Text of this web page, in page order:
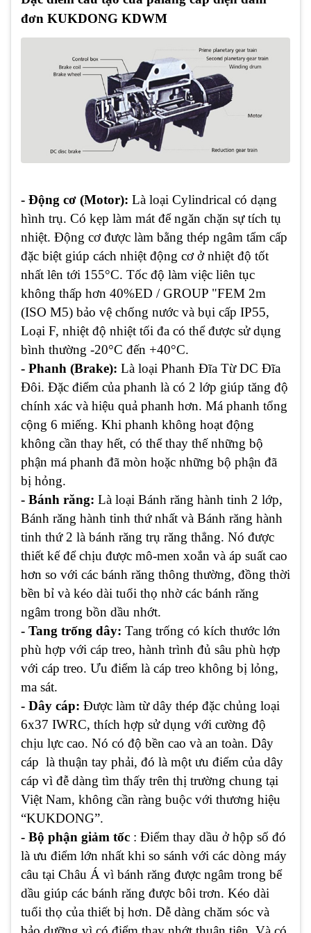
đơn KUKDONG KDWM
- Động cơ (Motor): Là loại Cylindrical có dạng
hình trụ. Có kẹp làm mát để ngăn chặn sự tích tụ
nhiệt. Động cơ được làm bằng thép ngâm tẩm cấp
đặc biệt giúp cách nhiệt động cơ ở nhiệt độ tốt
nhất lên tới 155°C. Tốc độ làm việc liên tục
không thấp hơn 40%ED / GROUP "FEM 2m
(ISO M5) bảo vệ chống nước và bụi cấp IP55,
Loại F, nhiệt độ nhiệt tối đa có thể được sử dụng
bình thường -20°C đến +40°C.
- Phanh (Brake): Là loại Phanh Đĩa Từ DC Đĩa
Đôi. Đặc điểm của phanh là có 2 lớp giúp tăng độ
chính xác và hiệu quả phanh hơn. Má phanh tổng
cộng 6 miếng. Khi phanh không hoạt động
không cần thay hết, có thể thay thế những bộ
phận má phanh đã mòn hoặc những bộ phận đã
bị hỏng.
- Bánh răng: Là loại Bánh răng hành tinh 2 lớp,
Bánh răng hành tinh thứ nhất và Bánh răng hành
tinh thứ 2 là bánh răng trụ răng thẳng. Nó được
thiết kế để chịu được mô-men xoắn và áp suất cao
hơn so với các bánh răng thông thường, đồng thời
bền bỉ và kéo dài tuổi thọ nhờ các bánh răng
ngâm trong bồn dầu nhớt.
- Tang trống dây: Tang trống có kích thước lớn
phù hợp với cáp treo, hành trình đủ sâu phù hợp
với cáp treo. Ưu điểm là cáp treo không bị lỏng,
ma sát.
- Dây cáp: Được làm từ dây thép đặc chủng loại
6x37 IWRC, thích hợp sử dụng với cường độ
chịu lực cao. Nó có độ bền cao và an toàn. Dây
cáp là thuận tay phải, đó là một ưu điểm của dây
cáp vì đễ dàng tìm thấy trên thị trường chung tại
Việt Nam, không cần ràng buộc với thương hiệu
“KUKDONG”.
- Bộ phận giảm tốc : Điểm thay dầu ở hộp số đó
là ưu điểm lớn nhất khi so sánh với các dòng máy
câu tại Châu Á vì bánh răng được ngâm trong bể
dầu giúp các bánh răng được bôi trơn. Kéo dài
tuổi thọ của thiết bị hơn. Dễ dàng chăm sóc và